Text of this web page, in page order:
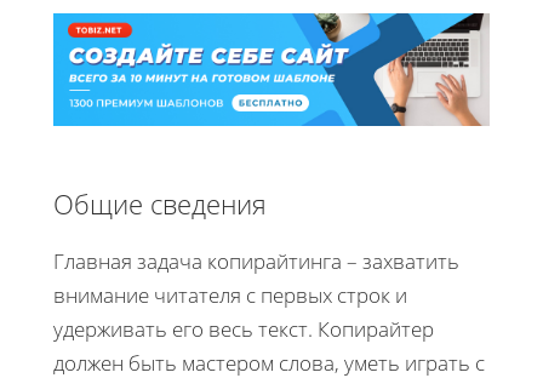
Общие сведения
Главная задача копирайтинга – захватить
внимание читателя с первых строк и
удерживать его весь текст. Копирайтер
должен быть мастером слова, уметь играть с